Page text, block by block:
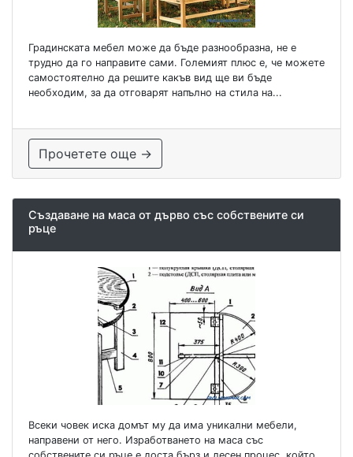
Градинската мебел може да бъде разнообразна, не е
трудно да го направите сами. Големият плюс е, че можете
самостоятелно да решите какъв вид ще ви бъде
необходим, за да отговарят напълно на стила на...
Прочетете още →
Създаване на маса от дърво със собствените си
ръце
Всеки човек иска домът му да има уникални мебели,
направени от него. Изработването на маса със